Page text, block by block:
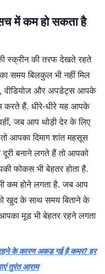
में कम हो सकता है
स्क्रीन की तरफ देखते रहते
समय बिलकुल भी नहीं मिल
वीडियोज और अपडेट्स आपके
करते हैं. धीरे-धीरे यह आपके
जब आप थोड़ी देर के लिए
आपका दिमाग शांत महसूस
बनाने लगते हैं तो आपको
फोकस भी बेहतर होता है.
कम होने लगता है. जब आप
खुद के साथ समय बिताने के
मूड भी बेहतर रहने लगता
के कारण अकड़ गई है कमर? हर
तुरंत आराम